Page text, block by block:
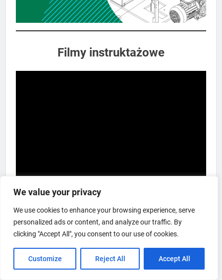
We value your privacy
We use cookies to enhance your browsing experience, serve
personalized ads or content, and analyze our traffic. By
clicking "Accept All", you consent to our use of cookies.
Customize Reject All Accept All
Filmy instruktażowe